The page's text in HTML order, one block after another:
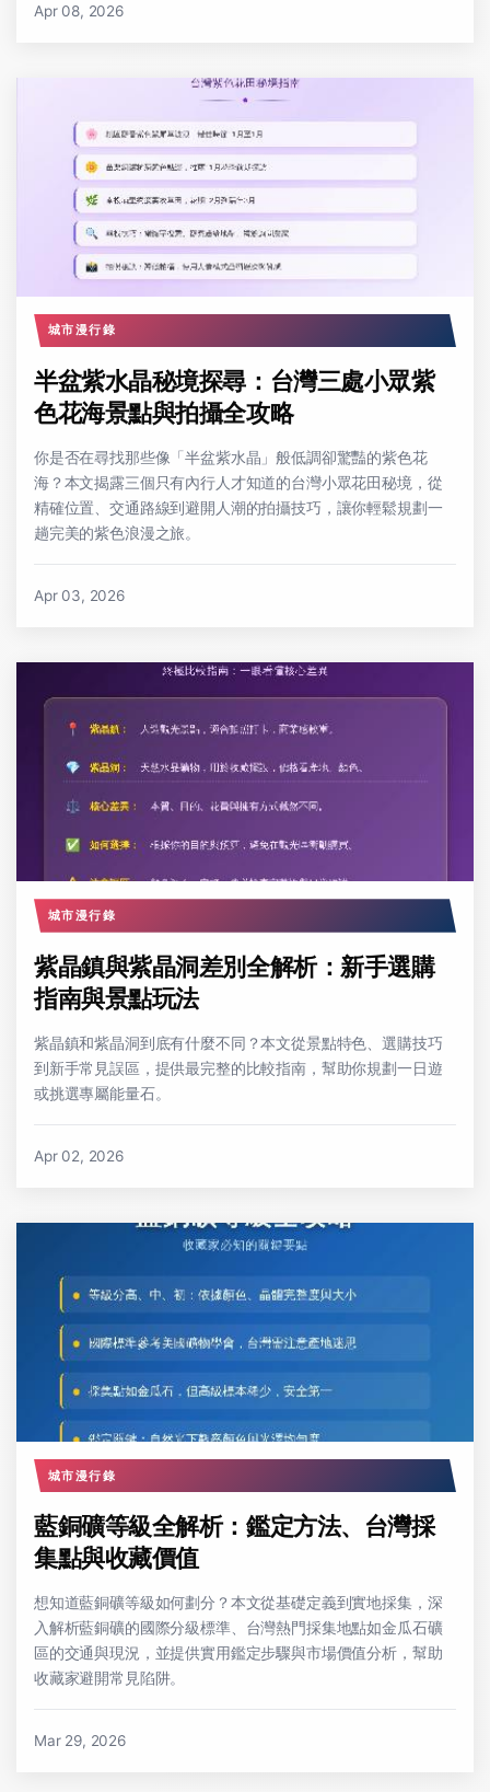
Apr 08, 2026
城市漫行錄
半盆紫水晶秘境探尋：台灣三處小眾紫
色花海景點與拍攝全攻略
你是否在尋找那些像「半盆紫水晶」般低調卻驚豔的紫色花
海？本文揭露三個只有內行人才知道的台灣小眾花田秘境，從
精確位置、交通路線到避開人潮的拍攝技巧，讓你輕鬆規劃一
趟完美的紫色浪漫之旅。
Apr 03, 2026
城市漫行錄
紫晶鎮與紫晶洞差別全解析：新手選購
指南與景點玩法
紫晶鎮和紫晶洞到底有什麼不同？本文從景點特色、選購技巧
到新手常見誤區，提供最完整的比較指南，幫助你規劃一日遊
或挑選專屬能量石。
Apr 02, 2026
城市漫行錄
藍銅礦等級全解析：鑑定方法、台灣採
集點與收藏價值
想知道藍銅礦等級如何劃分？本文從基礎定義到實地採集，深
入解析藍銅礦的國際分級標準、台灣熱門採集地點如金瓜石礦
區的交通與現況，並提供實用鑑定步驟與市場價值分析，幫助
收藏家避開常見陷阱。
Mar 29, 2026